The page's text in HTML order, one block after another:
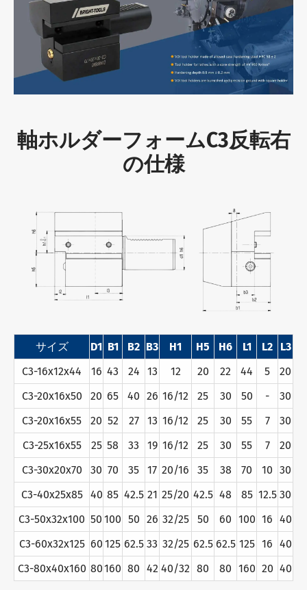
軸ホルダーフォームC3反転右
の仕様
サイズ D1 B1 B2 B3 H1 H5 H6 L1 L2
L3
C3-16x12x44
16 43 24 13 12 20 22 44 5
20
C3-20x16x50
20 65 40 26 16/12 25 30 50 -
30
C3-20x16x55
20 52 27 13 16/12 25 30 55 7
30
C3-25x16x55
25 58 33 19 16/12 25 30 55 7
20
C3-30x20x70
30 70 35 17 20/16 35 38 70 10 30
C3-40x25x85
40 85 42.5 21 25/20 42.5 48 85 12.5 30
C3-50x32x100 50 100 50 26 32/25 50 60 100 16 40
C3-60x32x125 60 125 62.5 33 32/25 62.5 62.5 125 16 40
C3-80x40x160 80160 80 42 40/32 80 80 160 20 40